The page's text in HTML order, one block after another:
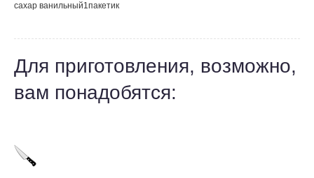
сахар ванильный1пакетик
Для приготовления, возможно,
вам понадобятся: